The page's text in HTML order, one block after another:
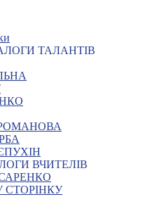
ТАЛАНТІВ
ВЧИТЕЛІВ
СТОРІНКУ